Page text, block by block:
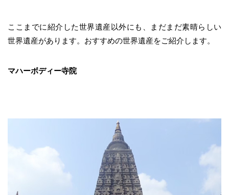
ここまでに紹介した世界遺産以外にも、まだまだ素晴らしい
世界遺産があります。おすすめの世界遺産をご紹介します。
マハーボディー寺院